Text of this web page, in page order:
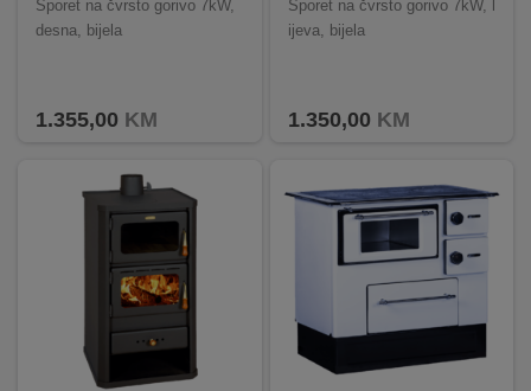
Šporet na čvrsto gorivo 7kW,
desna, bijela
1.355,00 KM
Šporet na čvrsto gorivo 7kW, l
ijeva, bijela
1.350,00 KM